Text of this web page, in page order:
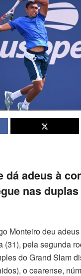
dá adeus à
nas
Monteiro deu
(31), pela segunda
do Grand Slam
o cearense,